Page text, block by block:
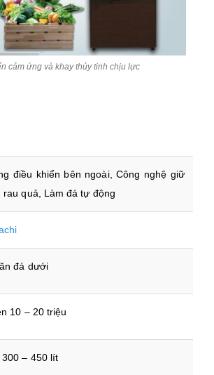
cảm ứng và khay thủy tinh chịu lực
điều khiển bên ngoài, Công nghệ giữ
rau quả, Làm đá tự động
đá dưới
10 – 20 triệu
– 450 lít